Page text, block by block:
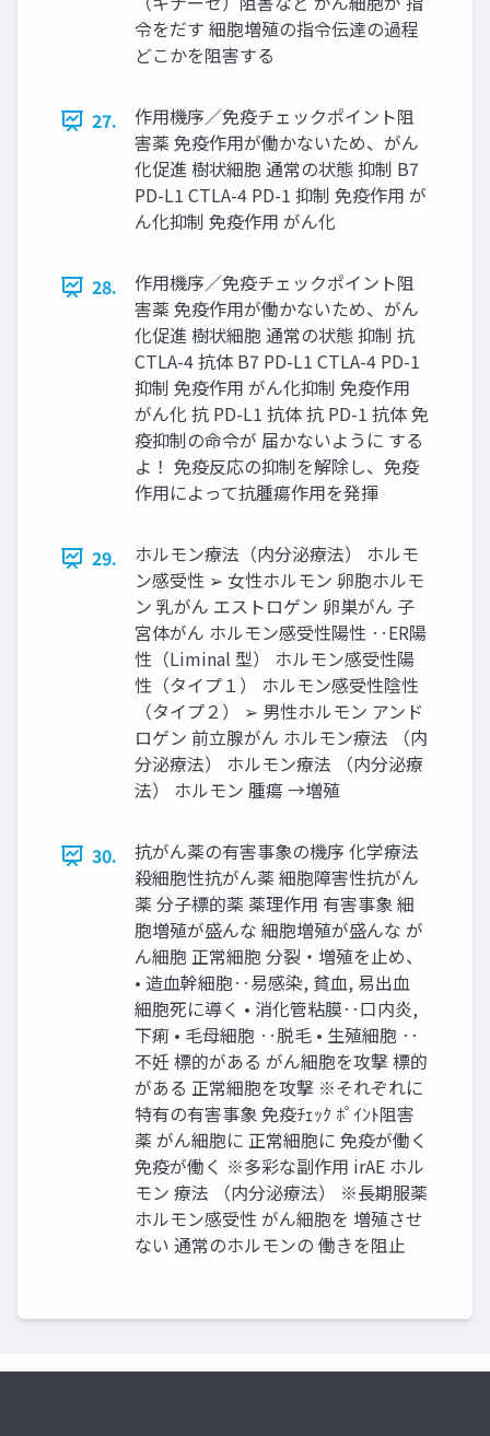
令をだす 細胞増殖の指令伝達の過程
どこかを阻害する
27.
作用機序／免疫チェックポイント阻
害薬 免疫作用が働かないため、がん
化促進 樹状細胞 通常の状態 抑制 B7
PD-L1 CTLA-4 PD-1 抑制 免疫作用 が
ん化抑制 免疫作用 がん化
28.
作用機序／免疫チェックポイント阻
害薬 免疫作用が働かないため、がん
化促進 樹状細胞 通常の状態 抑制 抗
CTLA-4 抗体 B7 PD-L1 CTLA-4 PD-1
抑制 免疫作用 がん化抑制 免疫作用
がん化 抗 PD-L1 抗体 抗 PD-1 抗体 免
疫抑制の命令が 届かないように する
よ！ 免疫反応の抑制を解除し、免疫
作用によって抗腫瘍作用を発揮
29.
ホルモン療法（内分泌療法） ホルモ
ン感受性 ➢ 女性ホルモン 卵胞ホルモ
ン 乳がん エストロゲン 卵巣がん 子
宮体がん ホルモン感受性陽性 ‥ER陽
性（Liminal 型） ホルモン感受性陽
性（タイプ１） ホルモン感受性陰性
（タイプ２） ➢ 男性ホルモン アンド
ロゲン 前立腺がん ホルモン療法 （内
分泌療法） ホルモン療法 （内分泌療
法） ホルモン 腫瘍 →増殖
30.
抗がん薬の有害事象の機序 化学療法
殺細胞性抗がん薬 細胞障害性抗がん
薬 分子標的薬 薬理作用 有害事象 細
胞増殖が盛んな 細胞増殖が盛んな が
ん細胞 正常細胞 分裂・増殖を止め、
• 造血幹細胞‥易感染, 貧血, 易出血
細胞死に導く • 消化管粘膜‥口内炎,
下痢 • 毛母細胞 ‥脱毛 • 生殖細胞 ‥
不妊 標的がある がん細胞を攻撃 標的
がある 正常細胞を攻撃 ※それぞれに
特有の有害事象 免疫ﾁｪｯｸ ﾎﾟｲﾝﾄ阻害
薬 がん細胞に 正常細胞に 免疫が働く
免疫が働く ※多彩な副作用 irAE ホル
モン 療法 （内分泌療法） ※長期服薬
ホルモン感受性 がん細胞を 増殖させ
ない 通常のホルモンの 働きを阻止